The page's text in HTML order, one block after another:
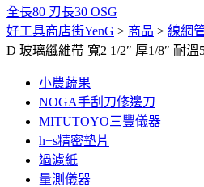
全長80 刃長30 OSG
好工具商店街YenG > 商品 > 線網
D 玻璃纖維帶 寬2 1/2″ 厚1/8″ 耐
小農蔬果
NOGA手刮刀修邊刀
MITUTOYO三豐儀器
h+s精密墊片
過濾紙
量測儀器